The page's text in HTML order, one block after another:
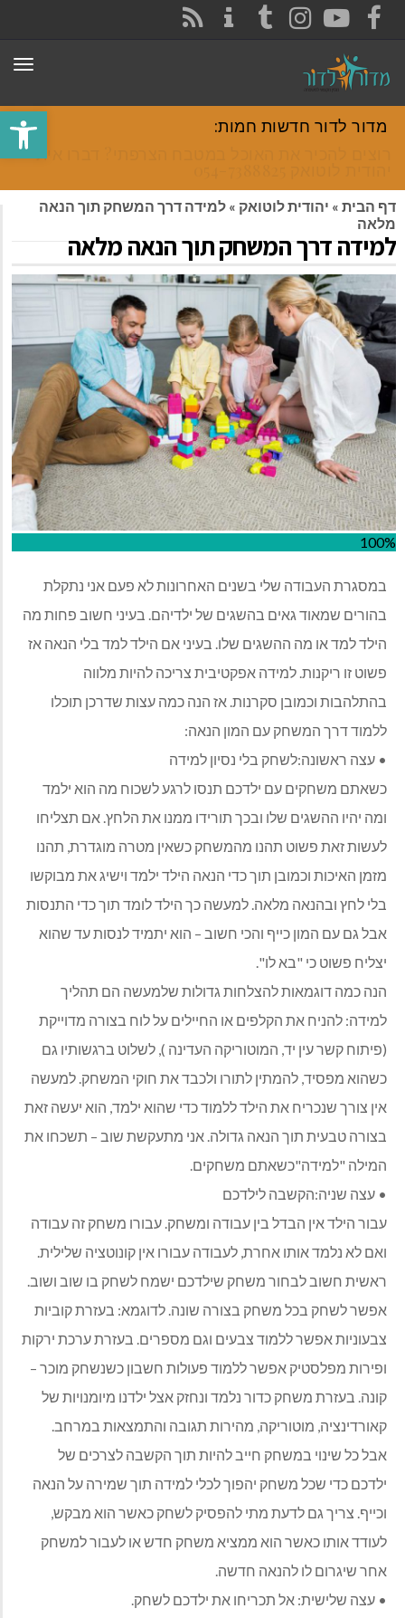
פתח
FACEBOOK
YOUTUBE
INSTAGRAM
TUMBLR
מדור לדור חדשות חמות:
רוצים להכיר את האוכל במטבח הצרפתי? דברו איתי
דף הבית » יהודית לוטואק » למידה דרך המשחק תוך הנאה
מלאה
למידה דרך המשחק תוך הנאה מלאה
100%
במסגרת העבודה שלי בשנים האחרונות לא פעם אני נתקלת
בהורים שמאוד גאים בהשגים של ילדיהם. בעיני חשוב פחות מה
הילד למד או מה ההשגים שלו. בעיני אם הילד למד בלי הנאה אז
פשוט זו ריקנות. למידה אפקטיבית צריכה להיות מלווה
בהתלהבות וכמובן סקרנות. אז הנה כמה עצות שדרכן תוכלו
ללמוד דרך המשחק עם המון הנאה:
• עצה ראשונה:לשחק בלי נסיון למידה
כשאתם משחקים עם ילדכם תנסו לרגע לשכוח מה הוא ילמד
ומה יהיו ההשגים שלו ובכך תורידו ממנו את הלחץ. אם תצליחו
לעשות זאת פשוט תהנו מהמשחק כשאין מטרה מוגדרת, תהנו
מזמן האיכות וכמובן תוך כדי הנאה הילד ילמד וישיג את מבוקשו
בלי לחץ ובהנאה מלאה. למעשה כך הילד לומד תוך כדי התנסות
אבל גם עם המון כייף והכי חשוב – הוא יתמיד לנסות עד שהוא
יצליח פשוט כי "בא לו".
הנה כמה דוגמאות להצלחות גדולות שלמעשה הם תהליך
למידה: להניח את הקלפים או החיילים על לוח בצורה מדוייקת
(פיתוח קשר עין יד, המוטוריקה העדינה ), לשלוט ברגשותיו גם
כשהוא מפסיד, להמתין לתורו ולכבד את חוקי המשחק. למעשה
אין צורך שנכריח את הילד ללמוד כדי שהוא ילמד, הוא יעשה זאת
בצורה טבעית תוך הנאה גדולה. אני מתעקשת שוב – תשכחו את
המילה "למידה"כשאתם משחקים.
• עצה שניה:הקשבה לילדכם
עבור הילד אין הבדל בין עבודה ומשחק. עבורו משחק זה עבודה
ואם לא נלמד אותו אחרת, לעבודה עבורו אין קונוטציה שלילית.
ראשית חשוב לבחור משחק שילדכם ישמח לשחק בו שוב ושוב.
אפשר לשחק בכל משחק בצורה שונה. לדוגמא: בעזרת קוביות
צבעוניות אפשר ללמוד צבעים וגם מספרים. בעזרת ערכת ירקות
ופירות מפלסטיק אפשר ללמוד פעולות חשבון כשנשחק מוכר –
קונה. בעזרת משחק כדור נלמד ונחזק אצל ילדנו מיומנויות של
קאורדינציה, מוטוריקה, מהירות תגובה והתמצאות במרחב.
אבל כל שינוי במשחק חייב להיות תוך הקשבה לצרכים של
ילדכם כדי שכל משחק יהפוך לכלי למידה תוך שמירה על הנאה
וכייף. צריך גם לדעת מתי להפסיק לשחק כאשר הוא מבקש,
לעודד אותו כאשר הוא ממציא משחק חדש או לעבור למשחק
אחר שיגרום לו להנאה חדשה.
• עצה שלישית: אל תכריחו את ילדכם לשחק.